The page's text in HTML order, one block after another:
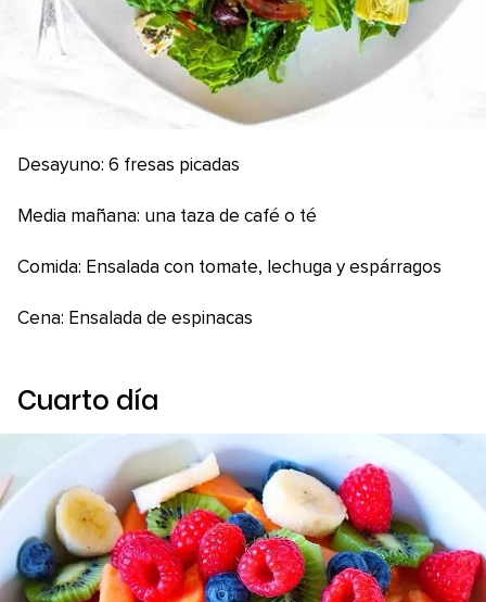
Desayuno: 6 fresas picadas
Media mañana: una taza de café o té
Comida: Ensalada con tomate, lechuga y espárragos
Cena: Ensalada de espinacas
Cuarto día